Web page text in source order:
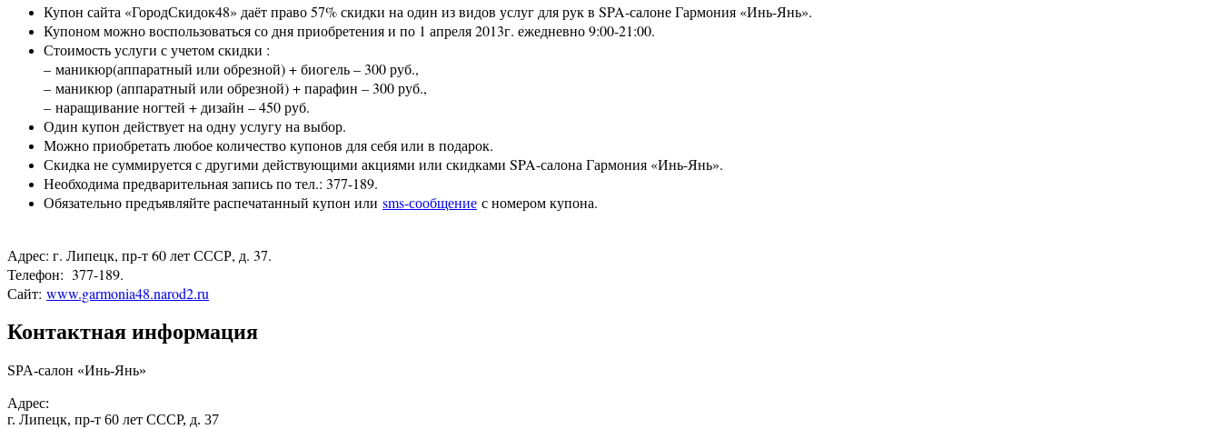
Купон сайта «ГородСкидок48» даёт право 57% скидки на один из видов услуг для рук в SPA-салоне Гармония «Инь-Янь».
Купоном можно воспользоваться со дня приобретения и по 1 апреля 2013г. ежедневно 9:00-21:00.
Стоимость услуги с учетом скидки :
– маникюр(аппаратный или обрезной) + биогель – 300 руб.,
– маникюр (аппаратный или обрезной) + парафин – 300 руб.,
– наращивание ногтей + дизайн – 450 руб.
Один купон действует на одну услугу на выбор.
Можно приобретать любое количество купонов для себя или в подарок.
Скидка не суммируется с другими действующими акциями или скидками SPA-салона Гармония «Инь-Янь».
Необходима предварительная запись по тел.: 377-189.
Обязательно предъявляйте распечатанный купон или sms-сообщение с номером купона.
Адрес: г. Липецк, пр-т 60 лет СССР, д. 37.
Телефон: 377-189.
Сайт: www.garmonia48.narod2.ru
Контактная информация
SPA-салон «Инь-Янь»
Адрес:
г. Липецк, пр-т 60 лет СССР, д. 37